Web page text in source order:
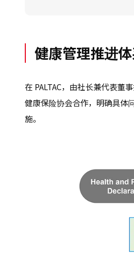
健康管理推进
在 PALTAC，由社长兼代表董
健康保险协会合作，明确具体
施。